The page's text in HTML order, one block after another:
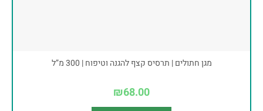
מגן חתולים | תרסיס קצף להגנה וטיפוח | 300 מ”ל
₪68.00